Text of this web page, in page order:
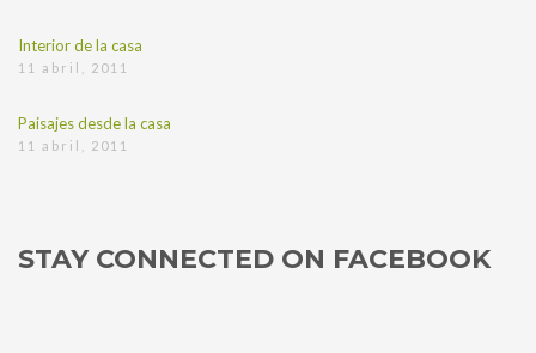
Interior de la casa
11 abril, 2011
Paisajes desde la casa
11 abril, 2011
STAY CONNECTED ON FACEBOOK